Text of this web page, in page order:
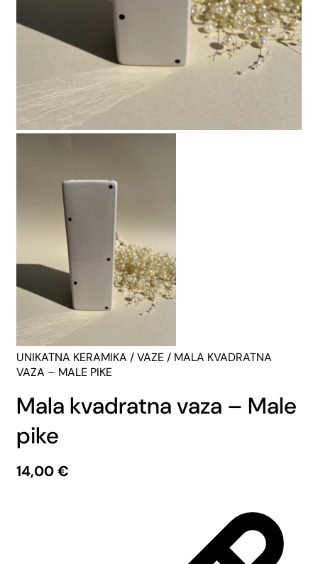
UNIKATNA KERAMIKA /VAZE / MALA KVADRATNA
VAZA – MALE PIKE
Mala kvadratna vaza – Male
pike
14,00€